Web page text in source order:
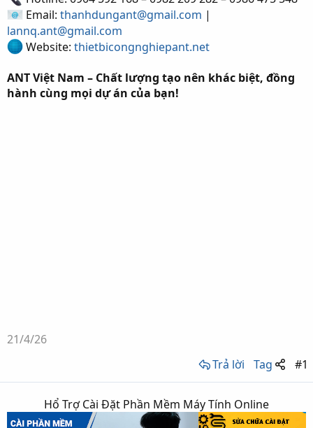
Email:thanhdungant@gmail.com |
lannq.ant@gmail.com
Website:thietbicongnghiepant.net
ANT Việt Nam – Chất lượng tạo nên khác biệt, đồng
hành cùng mọi dự án của bạn!
21/4/26
Trả lời
Tag #1
Hổ Trợ Cài Đặt Phần Mềm Máy Tính Online